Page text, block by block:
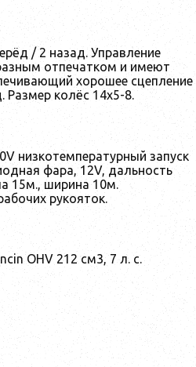
/ 2 назад. Управление
отпечатком и имеют
хорошее сцепление
Размер колёс 14x5-8.
низкотемпературный запуск
фара, 12V, дальность
15м., ширина 10м.
рукояток.
OHV 212 см3, 7 л. с.